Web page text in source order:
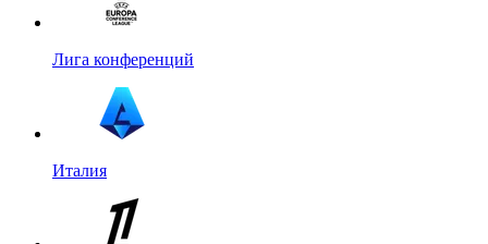
Лига конференций
Италия